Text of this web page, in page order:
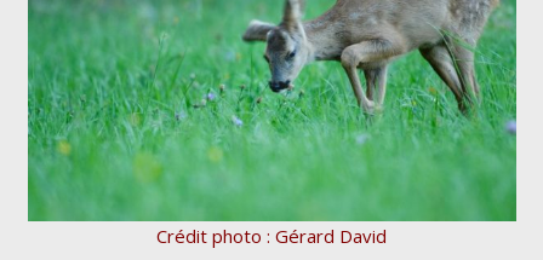
Crédit photo : Gérard David